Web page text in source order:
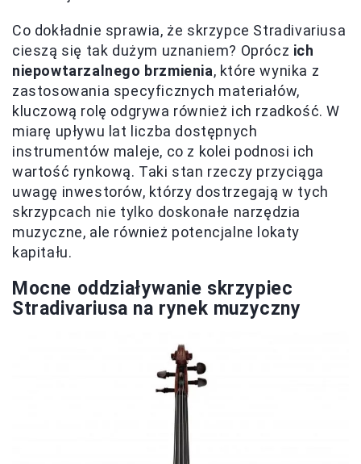
Co dokładnie sprawia, że skrzypce Stradivariusa
cieszą się tak dużym uznaniem? Oprócz ich
niepowtarzalnego brzmienia, które wynika z
zastosowania specyficznych materiałów,
kluczową rolę odgrywa również ich rzadkość. W
miarę upływu lat liczba dostępnych
instrumentów maleje, co z kolei podnosi ich
wartość rynkową. Taki stan rzeczy przyciąga
uwagę inwestorów, którzy dostrzegają w tych
skrzypcach nie tylko doskonałe narzędzia
muzyczne, ale również potencjalne lokaty
kapitału.
Mocne oddziaływanie skrzypiec
Stradivariusa na rynek muzyczny